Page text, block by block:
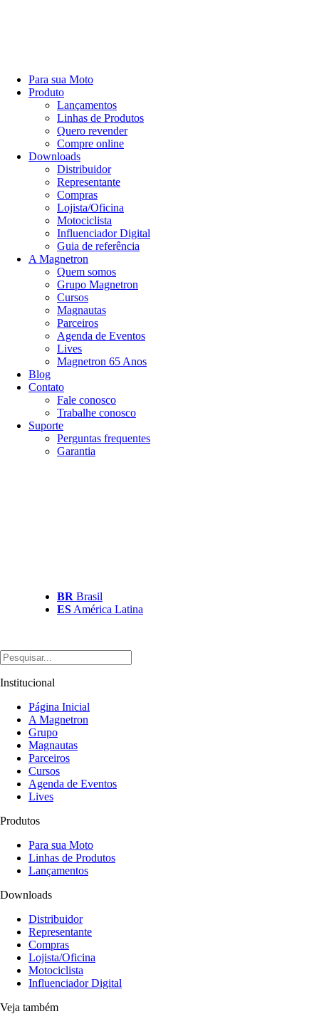
Para sua Moto
Produto
Lançamentos
Linhas de Produtos
Quero revender
Compre online
Downloads
Distribuidor
Representante
Compras
Lojista/Oficina
Motociclista
Influenciador Digital
Guia de referência
A Magnetron
Quem somos
Grupo Magnetron
Cursos
Magnautas
Parceiros
Agenda de Eventos
Lives
Magnetron 65 Anos
Blog
Contato
Fale conosco
Trabalhe conosco
Suporte
Perguntas frequentes
Garantia
BR Brasil
ES América Latina
Institucional
Página Inicial
A Magnetron
Grupo
Magnautas
Parceiros
Cursos
Agenda de Eventos
Lives
Produtos
Para sua Moto
Linhas de Produtos
Lançamentos
Downloads
Distribuidor
Representante
Compras
Lojista/Oficina
Motociclista
Influenciador Digital
Veja também